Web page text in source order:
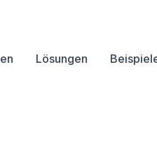
Lösungen